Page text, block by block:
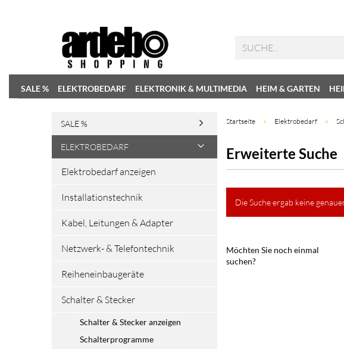
SALE % ELEKTROBEDARF ELEKTRONIK & MULTIMEDIA HEIM & GARTEN
Startseite » Elektrobedarf »
Erweiterte Suche
Die Suche ergab keine
Möchten Sie noch einmal
suchen?
SALE %
ELEKTROBEDARF
Elektrobedarf anzeigen
Installationstechnik
Kabel, Leitungen & Adapter
Netzwerk- & Telefontechnik
Reiheneinbaugeräte
Schalter & Stecker
Schalter & Stecker anzeigen
Schalterprogramme